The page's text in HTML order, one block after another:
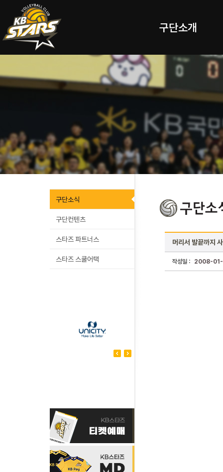
구단소개
구단소식
구단컨텐츠
스타즈 파트너스
스타즈 스쿨어택
머리서 발끝까지
작성일 : 2008-